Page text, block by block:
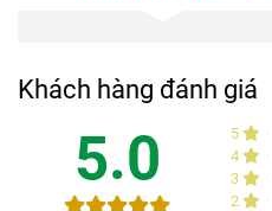
Khách hàng đánh giá
5.0 5
4
3
2